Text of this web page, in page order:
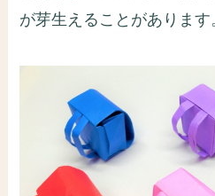
が芽生えることがあります